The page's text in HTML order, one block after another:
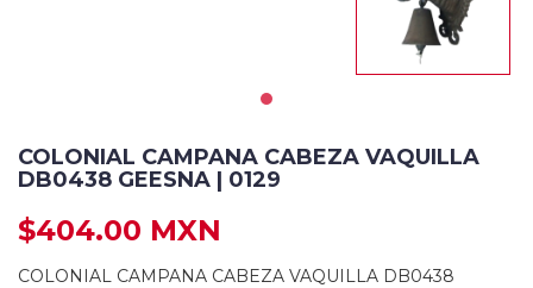
COLONIAL CAMPANA CABEZA VAQUILLA
DB0438 GEESNA | 0129
$404.00 MXN
COLONIAL CAMPANA CABEZA VAQUILLA DB0438